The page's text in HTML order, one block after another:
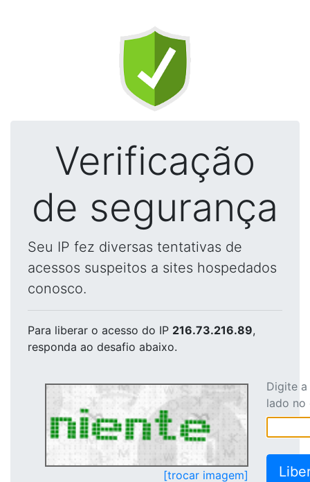
Verificação
de segurança
Seu IP fez diversas tentativas de
acessos suspeitos a sites hospedados
conosco.
Para liberar o acesso do IP 216.73.216.89,
responda ao desafio abaixo.
[trocar imagem]
Digite
lado no